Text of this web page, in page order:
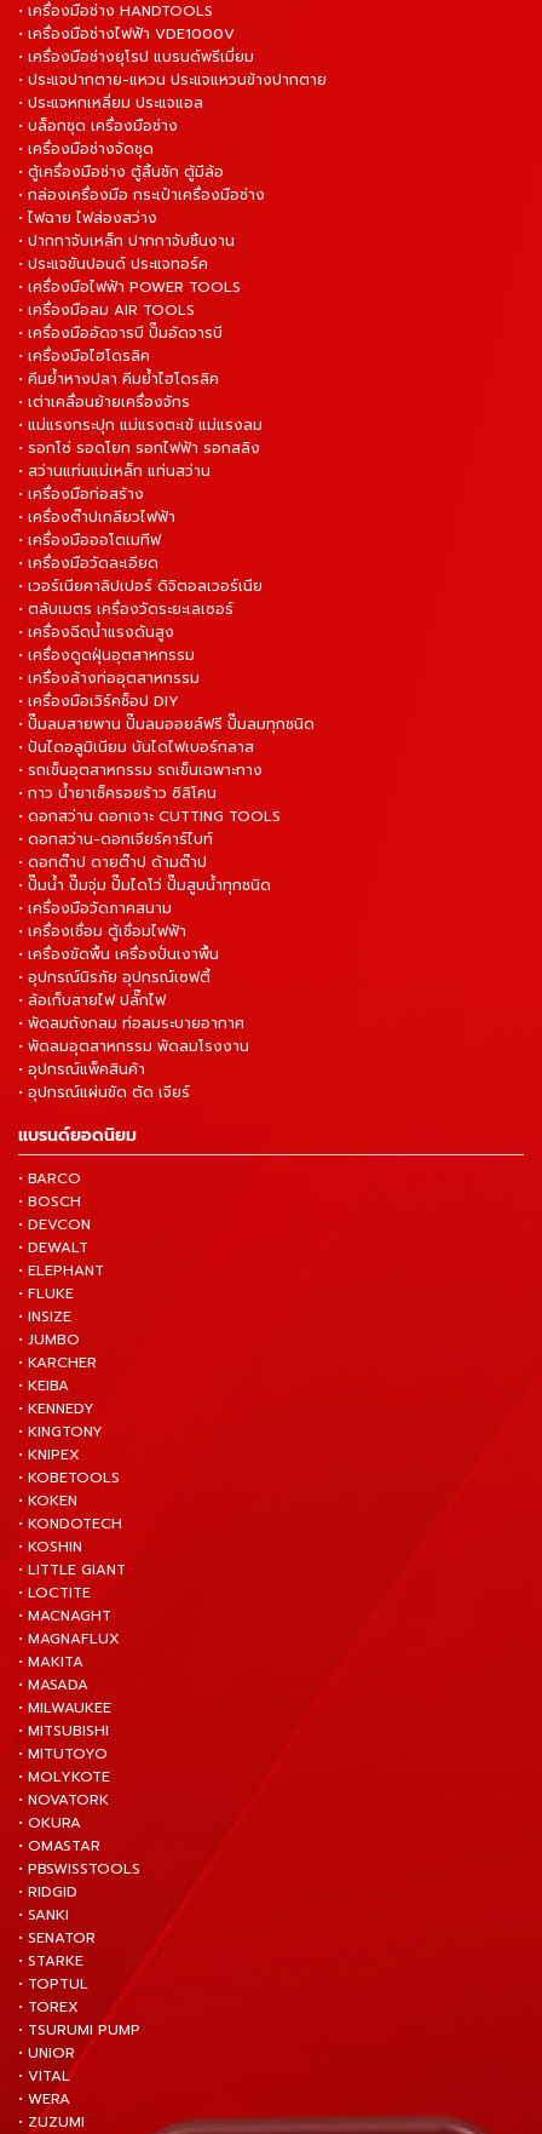
• เครื่องมือช่าง HANDTOOLS
• เครื่องมือช่างไฟฟ้า VDE1000V
• เครื่องมือช่างยุโรป แบรนด์พรีเมี่ยม
• ประแจปากตาย-แหวน ประแจแหวนข้างปากตาย
• ประแจหกเหลี่ยม ประแจแอล
• บล็อกชุด เครื่องมือช่าง
• เครื่องมือช่างจัดชุด
• ตู้เครื่องมือช่าง ตู้ลิ้นชัก ตู้มีล้อ
• กล่องเครื่องมือ กระเป๋าเครื่องมือช่าง
• ไฟฉาย ไฟส่องสว่าง
• ปากกาจับเหล็ก ปากกาจับชิ้นงาน
• ประแจขันปอนด์ ประแจทอร์ค
• เครื่องมือไฟฟ้า POWER TOOLS
• เครื่องมือลม AIR TOOLS
• เครื่องมืออัดจารบี ปั๊มอัดจารบี
• เครื่องมือไฮโดรลิค
• คีมย้ำหางปลา คีมย้ำไฮโดรลิค
• เต่าเคลื่อนย้ายเครื่องจักร
• แม่แรงกระปุก แม่แรงตะเข้ แม่แรงลม
• รอกโซ่ รอดโยก รอกไฟฟ้า รอกสลิง
• สว่านแท่นแม่เหล็ก แท่นสว่าน
• เครื่องมือก่อสร้าง
• เครื่องต๊าปเกลียวไฟฟ้า
• เครื่องมือออโตเมทีฟ
• เครื่องมือวัดละเอียด
• เวอร์เนียคาลิปเปอร์ ดิจิตอลเวอร์เนีย
• ตลับเมตร เครื่องวัดระยะเลเซอร์
• เครื่องฉีดน้ำแรงดันสูง
• เครื่องดูดฝุ่นอุตสาหกรรม
• เครื่องล้างท่ออุตสาหกรรม
• เครื่องมือเวิร์คช็อป DIY
• ปั๊มลมสายพาน ปั๊มลมออยล์ฟรี ปั๊มลมทุกชนิด
• ปันไดอลูมิเนียม บันไดไฟเบอร์กลาส
• รถเข็นอุตสาหกรรม รถเข็นเฉพาะทาง
• กาว น้ำยาเช็ครอยร้าว ซิลิโคน
• ดอกสว่าน ดอกเจาะ CUTTING TOOLS
• ดอกสว่าน-ดอกเจียร์คาร์ไบท์
• ดอกต๊าป ดายต๊าป ด้ามต๊าป
• ปั๊มน้ำ ปั๊มจุ่ม ปั๊มไดโว่ ปั๊มสูบน้ำทุกชนิด
• เครื่องมือวัดภาคสนาม
• เครื่องเชื่อม ตู้เชื่อมไฟฟ้า
• เครื่องขัดพื้น เครื่องปั่นเงาพื้น
• อุปกรณ์นิรภัย อุปกรณ์เซฟตี้
• ล้อเก็บสายไฟ ปลั๊กไฟ
• พัดลมถังกลม ท่อลมระบายอากาศ
• พัดลมอุตสาหกรรม พัดลมโรงงาน
• อุปกรณ์แพ็คสินค้า
• อุปกรณ์แผ่นขัด ตัด เจียร์
แบรนด์ยอดนิยม
• BARCO
• BOSCH
• DEVCON
• DEWALT
• ELEPHANT
• FLUKE
• INSIZE
• JUMBO
• KARCHER
• KEIBA
• KENNEDY
• KINGTONY
• KNIPEX
• KOBETOOLS
• KOKEN
• KONDOTECH
• KOSHIN
• LITTLE GIANT
• LOCTITE
• MACNAGHT
• MAGNAFLUX
• MAKITA
• MASADA
• MILWAUKEE
• MITSUBISHI
• MITUTOYO
• MOLYKOTE
• NOVATORK
• OKURA
• OMASTAR
• PBSWISSTOOLS
• RIDGID
• SANKI
• SENATOR
• STARKE
• TOPTUL
• TOREX
• TSURUMI PUMP
• UNIOR
• VITAL
• WERA
• ZUZUMI